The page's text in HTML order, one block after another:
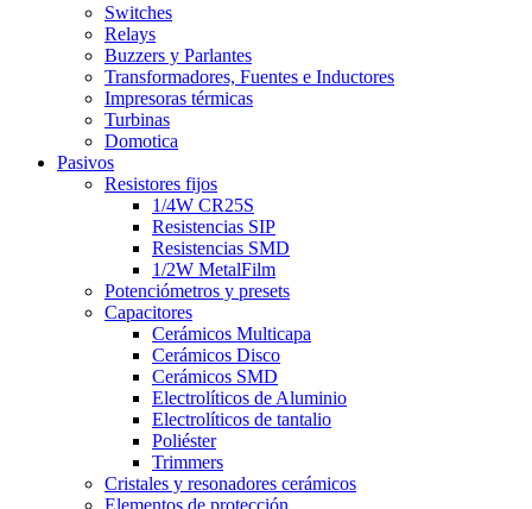
Switches
Relays
Buzzers y Parlantes
Transformadores, Fuentes e Inductores
Impresoras térmicas
Turbinas
Domotica
Pasivos
Resistores fijos
1/4W CR25S
Resistencias SIP
Resistencias SMD
1/2W MetalFilm
Potenciómetros y presets
Capacitores
Cerámicos Multicapa
Cerámicos Disco
Cerámicos SMD
Electrolíticos de Aluminio
Electrolíticos de tantalio
Poliéster
Trimmers
Cristales y resonadores cerámicos
Elementos de protección